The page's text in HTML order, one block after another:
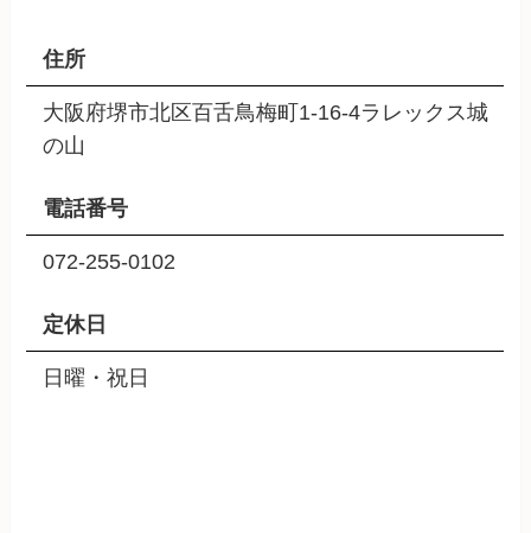
住所
大阪府堺市北区百舌鳥梅町1-16-4ラレックス城
の山
電話番号
072-255-0102
定休日
日曜・祝日